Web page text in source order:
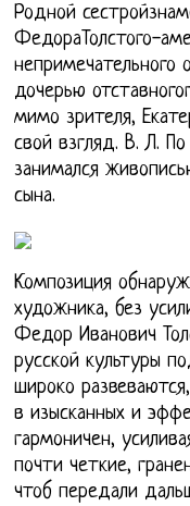
Родной
ФедораТолстого-
непримечательного
дочерью
мимо зрителя,
свой взгляд. В. Л.
занимался
сына.
Композиция
художника, без
Федор Иванович
русской культуры
широко
в изысканных и
гармоничен,
почти четкие,
чтоб передали